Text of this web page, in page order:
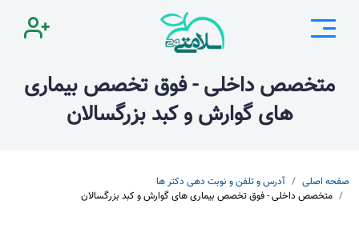
متخصص داخلی - فوق تخصص بیماری
های گوارش و کبد بزرگسالان
صفحه اصلی
آدرس و تلفن و نوبت دهی دکتر ها
متخصص داخلی - فوق تخصص بیماری های گوارش و کبد بزرگسالان